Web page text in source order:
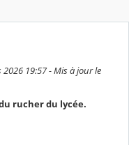
2026 19:57 - Mis à jour le
rucher du lycée.